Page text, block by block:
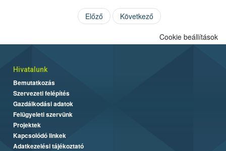
Előző Következő
Cookie beállítások
Hivatalunk
Bemutatkozás
Szervezeti felépítés
Gazdálkodási adatok
Felügyeleti szervünk
Projektek
Kapcsolódó linkek
Adatkezelési tájékoztató